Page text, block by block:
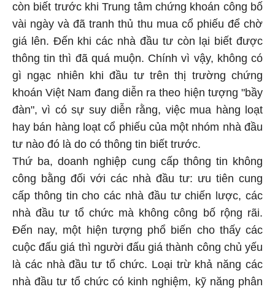
còn biết trước khi Trung tâm chứng khoán công bố
vài ngày và đã tranh thủ thu mua cổ phiếu để chờ
giá lên. Đến khi các nhà đầu tư còn lại biết được
thông tin thì đã quá muộn. Chính vì vậy, không có
gì ngạc nhiên khi đầu tư trên thị trường chứng
khoán Việt Nam đang diễn ra theo hiện tượng "bầy
đàn", vì có sự suy diễn rằng, việc mua hàng loạt
hay bán hàng loạt cổ phiếu của một nhóm nhà đầu
tư nào đó là do có thông tin biết trước.
Thứ ba, doanh nghiệp cung cấp thông tin không
công bằng đối với các nhà đầu tư: ưu tiên cung
cấp thông tin cho các nhà đầu tư chiến lược, các
nhà đầu tư tổ chức mà không công bố rộng rãi.
Đến nay, một hiện tượng phổ biến cho thấy các
cuộc đấu giá thì người đấu giá thành công chủ yếu
là các nhà đầu tư tổ chức. Loại trừ khả năng các
nhà đầu tư tổ chức có kinh nghiệm, kỹ năng phân